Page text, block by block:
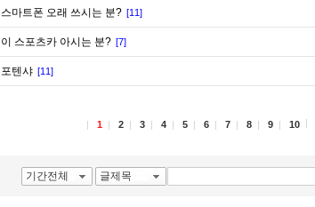
스마트폰 오래 쓰시는 분? [11]
이 스포츠카 아시는 분? [7]
포텐샤 [11]
1 2 3 4 5 6 7 8 9 10
기간전체 글제목